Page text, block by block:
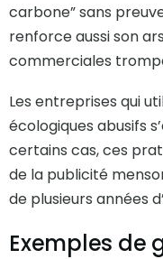
carbone” sans
renforce aussi son
commerciales
Les entreprises qui
écologiques abusifs
certains cas, ces
de la publicité
de plusieurs années
Exemples de